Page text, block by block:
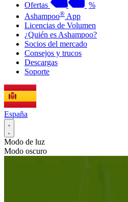
Ofertas
%
Ashampoo® App
Licencias de Volumen
¿Quién es Ashampoo?
Socios del mercado
Consejos y trucos
Descargas
Soporte
España
Modo de luz
Modo oscuro